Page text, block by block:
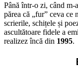
Până într-o zi, când m-
părea că „fur” ceva
scrierile, schițele și
ascultătoare fidele a
realizez încă din 1995.